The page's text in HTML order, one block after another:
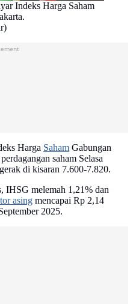
Indeks Harga Saham
Harga Saham Gabungan
saham Selasa
di kisaran 7.600-7.820.
IHSG melemah 1,21% dan
asing mencapai Rp 2,14
2025.